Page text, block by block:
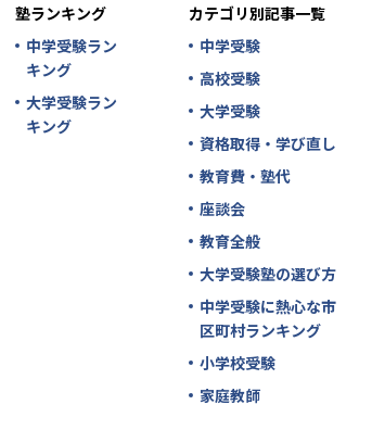
塾ランキング
中学受験ラン
キング
大学受験ラン
キング
カテゴリ別記事一覧
中学受験
高校受験
大学受験
資格取得・学び直し
教育費・塾代
座談会
教育全般
大学受験塾の選び方
中学受験に熱心な市
区町村ランキング
小学校受験
家庭教師